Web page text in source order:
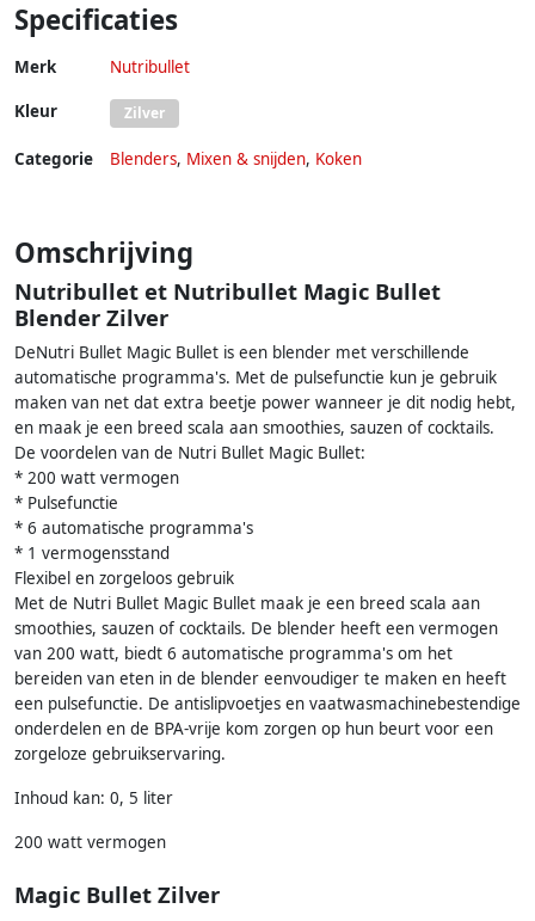
Specificaties
Merk Nutribullet
Kleur Zilver
Categorie Blenders, Mixen & snijden, Koken
Omschrijving
Nutribullet et Nutribullet Magic Bullet
Blender Zilver
DeNutri Bullet Magic Bullet is een blender met verschillende
automatische programma's. Met de pulsefunctie kun je gebruik
maken van net dat extra beetje power wanneer je dit nodig hebt,
en maak je een breed scala aan smoothies, sauzen of cocktails.
De voordelen van de Nutri Bullet Magic Bullet:
* 200 watt vermogen
* Pulsefunctie
* 6 automatische programma's
* 1 vermogensstand
Flexibel en zorgeloos gebruik
Met de Nutri Bullet Magic Bullet maak je een breed scala aan
smoothies, sauzen of cocktails. De blender heeft een vermogen
van 200 watt, biedt 6 automatische programma's om het
bereiden van eten in de blender eenvoudiger te maken en heeft
een pulsefunctie. De antislipvoetjes en vaatwasmachinebestendige
onderdelen en de BPA-vrije kom zorgen op hun beurt voor een
zorgeloze gebruikservaring.
Inhoud kan: 0, 5 liter
200 watt vermogen
Magic Bullet Zilver